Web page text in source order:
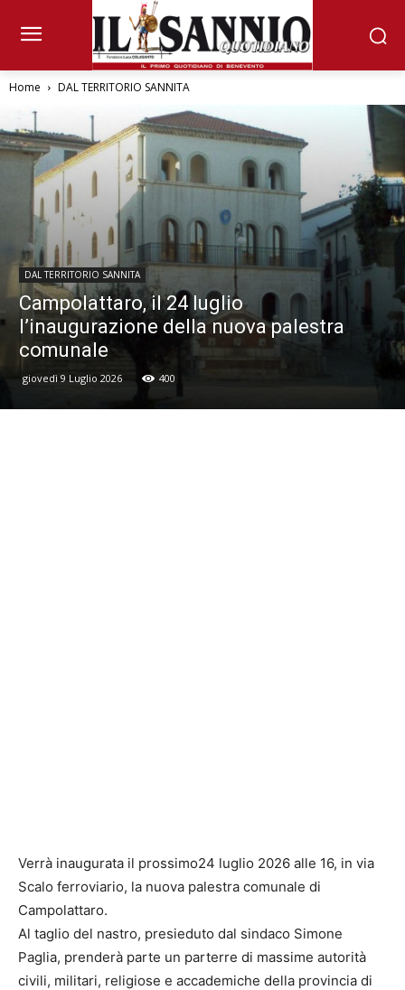
Home DAL TERRITORIO SANNITA
DAL TERRITORIO SANNITA
Campolattaro, il 24 luglio
l’inaugurazione della nuova palestra
comunale
giovedì 9 Luglio 2026 400
Verrà inaugurata il prossimo24 luglio 2026 alle 16, in via
Scalo ferroviario, la nuova palestra comunale di
Campolattaro.
Al taglio del nastro, presieduto dal sindaco Simone
Paglia, prenderà parte un parterre di massime autorità
civili, militari, religiose e accademiche della provincia di